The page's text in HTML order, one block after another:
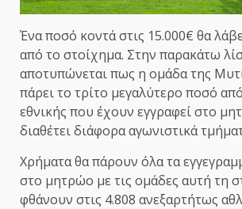
Ένα ποσό κοντά στις 15.000€ θα
από το στοίχημα. Στην παρακάτω
αποτυπώνεται πως η ομάδα της
πάρει το τρίτο μεγαλύτερο ποσό
εθνικής που έχουν εγγραφεί στο
διαθέτει διάφορα αγωνιστικά
Χρήματα θα πάρουν όλα τα
στο μητρώο με τις ομάδες αυτή τη
φθάνουν στις 4.808 ανεξαρτήτως